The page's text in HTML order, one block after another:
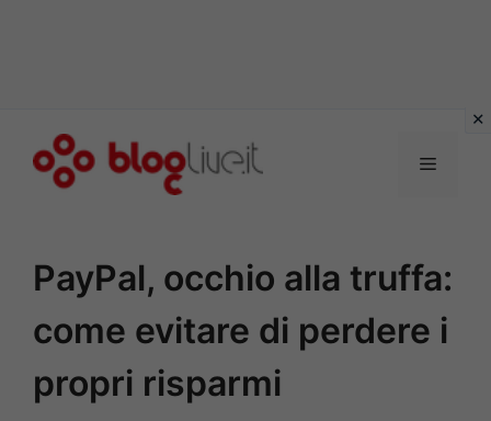
Menu
PayPal, occhio alla truffa:
come evitare di perdere i
propri risparmi